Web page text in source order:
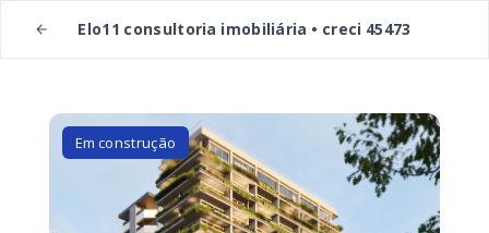
Elo11 consultoria imobiliária • creci 45473
Em construção